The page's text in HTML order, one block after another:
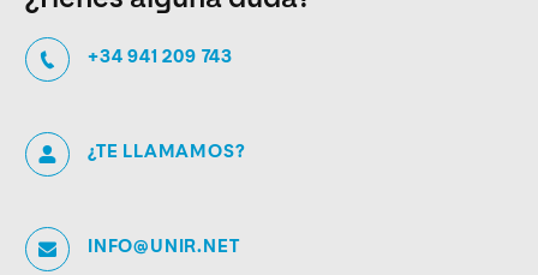
+34 941 209 743
¿TE LLAMAMOS?
INFO@UNIR.NET